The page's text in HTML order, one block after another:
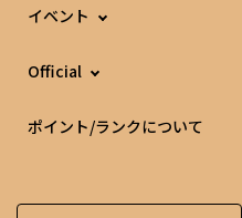
イベント
Official
ポイント/ランクについて